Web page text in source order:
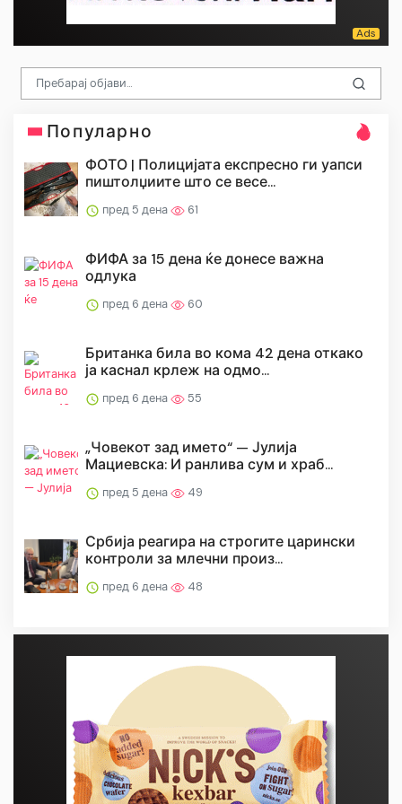
Популарно
ФОТО | Полицијата експресно ги уапси
пиштолџиите што се весе...
пред 5 дена 61
ФИФА за 15 дена ќе донесе важна
одлука
пред 6 дена 60
Британка била во кома 42 дена откако
ја каснал крлеж на одмо...
пред 6 дена 55
„Човекот зад името“ — Јулија
Мациевска: И ранлива сум и храб...
пред 5 дена 49
Србија реагира на строгите царински
контроли за млечни произ...
пред 6 дена 48